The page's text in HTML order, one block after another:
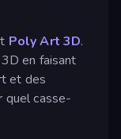
Poly Art 3D.
en faisant
et des
quel casse-